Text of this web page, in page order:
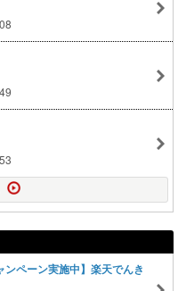
ンペーン実施中】楽天でんき